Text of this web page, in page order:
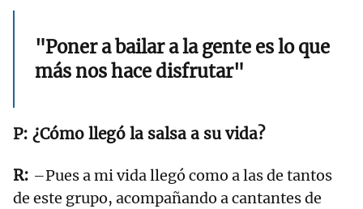
"Poner a bailar a la gente es lo que
más nos hace disfrutar"
¿Cómo llegó la salsa a su vida?
–Pues a mi vida llegó como a las de tantos
de este grupo, acompañando a cantantes de